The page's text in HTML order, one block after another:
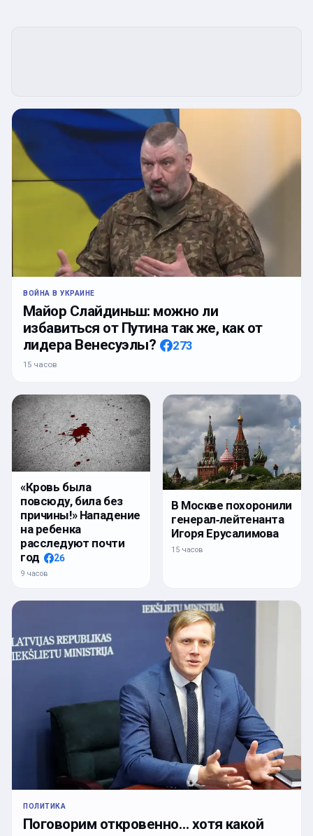
ВОЙНА В УКРАИНЕ
Майор Слайдиньш: можно ли
избавиться от Путина так же, как от
лидера Венесуэлы?
273
15 часов
«Кровь была
повсюду, била без
причины!» Нападение
на ребенка
расследуют почти
год
26
9 часов
В Москве похоронили
генерал‑лейтенанта
Игоря Ерусалимова
15 часов
ПОЛИТИКА
Поговорим откровенно… хотя какой